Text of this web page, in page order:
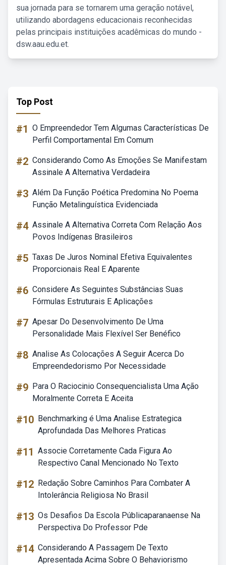
sua jornada para se tornarem uma geração notável,
utilizando abordagens educacionais reconhecidas
pelas principais instituições acadêmicas do mundo -
dsw.aau.edu.et.
Top Post
#1 O Empreendedor Tem Algumas Características De
Perfil Comportamental Em Comum
#2 Considerando Como As Emoções Se Manifestam
Assinale A Alternativa Verdadeira
#3 Além Da Função Poética Predomina No Poema
Função Metalinguística Evidenciada
#4 Assinale A Alternativa Correta Com Relação Aos
Povos Indígenas Brasileiros
#5 Taxas De Juros Nominal Efetiva Equivalentes
Proporcionais Real E Aparente
#6 Considere As Seguintes Substâncias Suas
Fórmulas Estruturais E Aplicações
#7 Apesar Do Desenvolvimento De Uma
Personalidade Mais Flexível Ser Benéfico
#8 Analise As Colocações A Seguir Acerca Do
Empreendedorismo Por Necessidade
#9 Para O Raciocinio Consequencialista Uma Ação
Moralmente Correta E Aceita
#10 Benchmarking é Uma Analise Estrategica
Aprofundada Das Melhores Praticas
#11 Associe Corretamente Cada Figura Ao
Respectivo Canal Mencionado No Texto
#12 Redação Sobre Caminhos Para Combater A
Intolerância Religiosa No Brasil
#13 Os Desafios Da Escola Públicaparanaense Na
Perspectiva Do Professor Pde
#14 Considerando A Passagem De Texto
Apresentada Acima Sobre O Behaviorismo